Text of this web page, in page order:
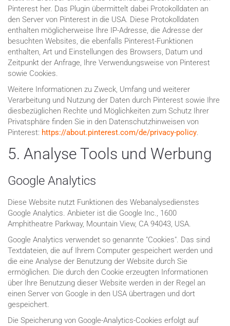
Pinterest her. Das Plugin übermittelt dabei Protokolldaten an
den Server von Pinterest in die USA. Diese Protokolldaten
enthalten möglicherweise Ihre IP-Adresse, die Adresse der
besuchten Websites, die ebenfalls Pinterest-Funktionen
enthalten, Art und Einstellungen des Browsers, Datum und
Zeitpunkt der Anfrage, Ihre Verwendungsweise von Pinterest
sowie Cookies.
Weitere Informationen zu Zweck, Umfang und weiterer
Verarbeitung und Nutzung der Daten durch Pinterest sowie Ihre
diesbezüglichen Rechte und Möglichkeiten zum Schutz Ihrer
Privatsphäre finden Sie in den Datenschutzhinweisen von
Pinterest: https://about.pinterest.com/de/privacy-policy.
5. Analyse Tools und Werbung
Google Analytics
Diese Website nutzt Funktionen des Webanalysedienstes
Google Analytics. Anbieter ist die Google Inc., 1600
Amphitheatre Parkway, Mountain View, CA 94043, USA.
Google Analytics verwendet so genannte "Cookies". Das sind
Textdateien, die auf Ihrem Computer gespeichert werden und
die eine Analyse der Benutzung der Website durch Sie
ermöglichen. Die durch den Cookie erzeugten Informationen
über Ihre Benutzung dieser Website werden in der Regel an
einen Server von Google in den USA übertragen und dort
gespeichert.
Die Speicherung von Google-Analytics-Cookies erfolgt auf